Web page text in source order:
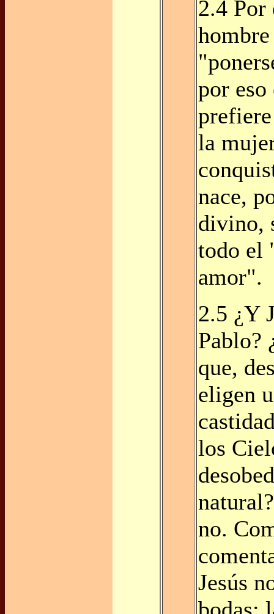
2.4 Por
por
la
nace,
divino,
todo el
amor".
2.5 ¿Y
Pablo?
que,
eligen
los
no.
Jesús